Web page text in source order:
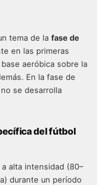
tema de la fase de
en las primeras
aeróbica sobre la
En la fase de
se desarrolla
del fútbol
alta intensidad (80–
durante un período